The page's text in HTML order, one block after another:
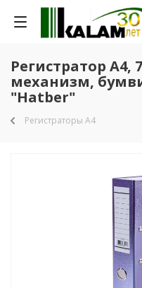
Регистратор
механизм,
"Hatber"
Регистраторы А4